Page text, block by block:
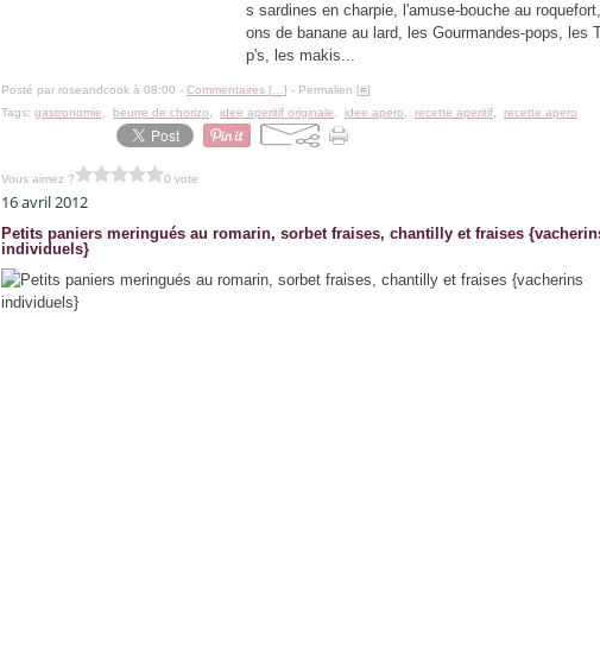
s sardines en charpie, l'amuse-bouche au
ons de banane au lard, les Gourmandes-pops, les
p's, les makis...
Posté par roseandcook à 08:00 - Commentaires [ ] - Permalien [#]
Tags: gastronomie beurre de chorizo idee aperitif originale idee apero recette aperitif recette apero
Vous aimez ? 0 vote
16 avril 2012
Petits paniers meringués au romarin, sorbet fraises, chantilly et fraises
individuels}